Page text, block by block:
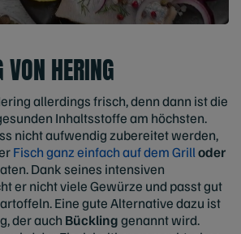
VON HERING
allerdings frisch, denn dann ist die
Inhaltsstoffe am höchsten.
nicht aufwendig zubereitet werden,
Fisch ganz einfach auf dem Grilloder
Dank seines intensiven
er nicht viele Gewürze und passt gut
Eine gute Alternative dazu ist
der auch Bücklinggenannt wird.